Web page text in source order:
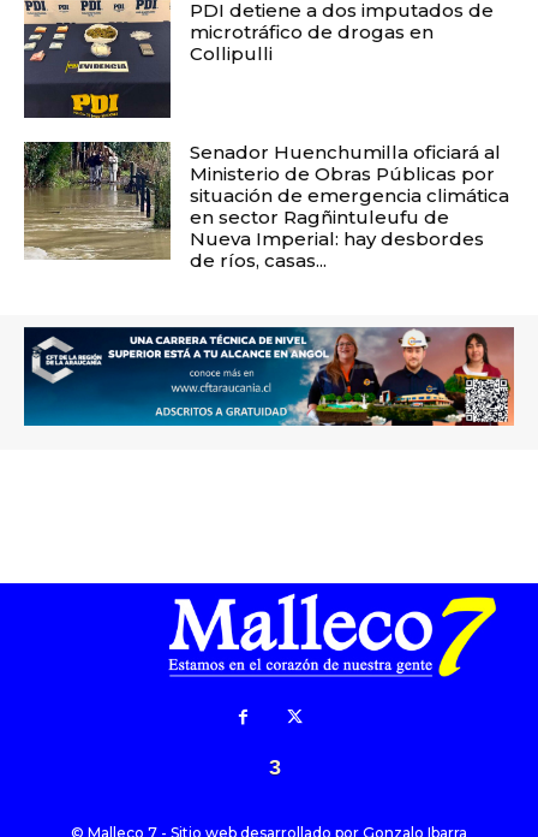
PDI detiene a dos imputados de
microtráfico de drogas en
Collipulli
Senador Huenchumilla oficiará al
Ministerio de Obras Públicas por
situación de emergencia climática
en sector Ragñintuleufu de
Nueva Imperial: hay desbordes
de ríos, casas...
3
© Malleco 7 - Sitio web desarrollado por Gonzalo Ibarra